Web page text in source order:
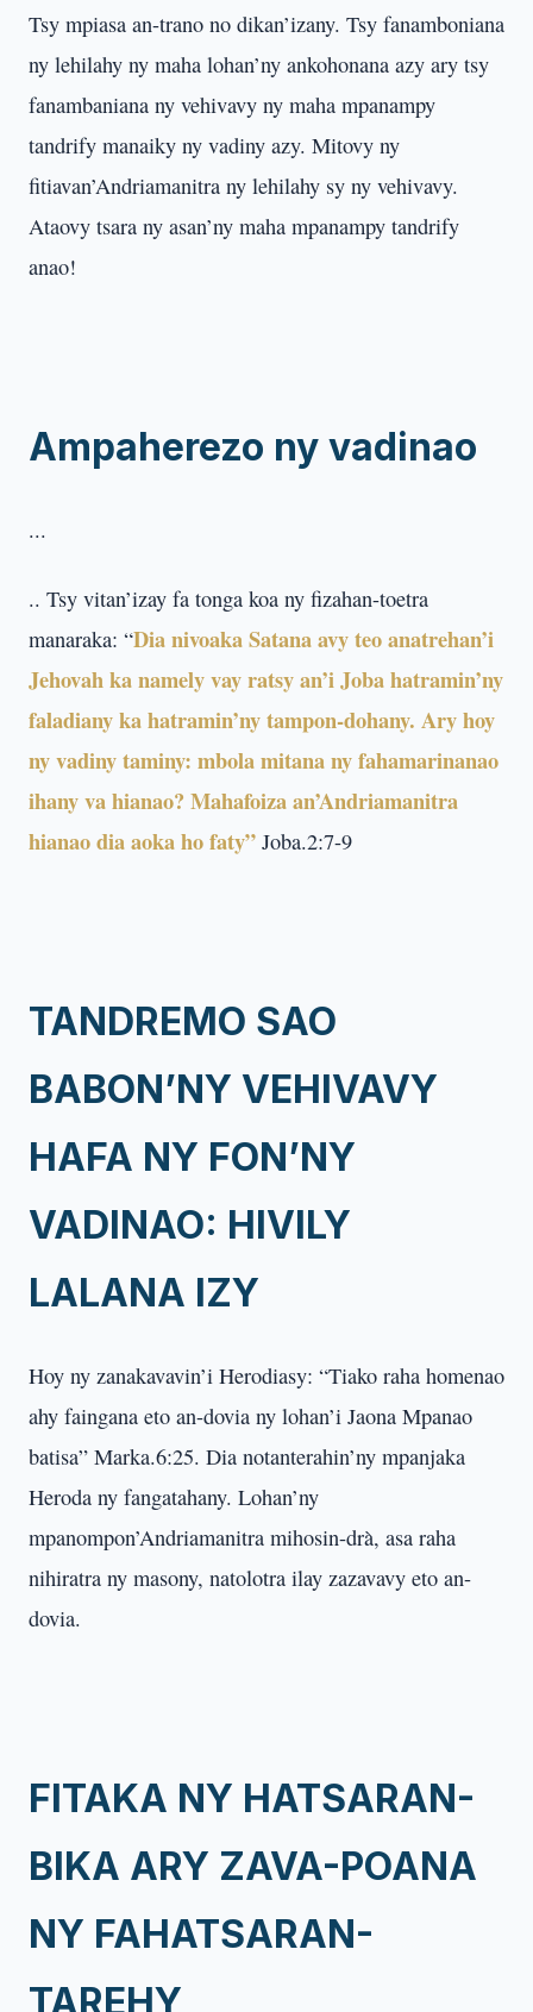
Tsy mpiasa an-trano no dikan’izany. Tsy fanamboniana
ny lehilahy ny maha lohan’ny ankohonana azy ary tsy
fanambaniana ny vehivavy ny maha mpanampy
tandrify manaiky ny vadiny azy. Mitovy ny
fitiavan’Andriamanitra ny lehilahy sy ny vehivavy.
Ataovy tsara ny asan’ny maha mpanampy tandrify
anao!
Ampaherezo ny vadinao
...
.. Tsy vitan’izay fa tonga koa ny fizahan-toetra
manaraka: “Dia nivoaka Satana avy teo anatrehan’i
Jehovah ka namely vay ratsy an’i Joba hatramin’ny
faladiany ka hatramin’ny tampon-dohany. Ary hoy
ny vadiny taminy: mbola mitana ny fahamarinanao
ihany va hianao? Mahafoiza an’Andriamanitra
hianao dia aoka ho faty” Joba.2:7-9
TANDREMO SAO
BABON’NY VEHIVAVY
HAFA NY FON’NY
VADINAO: HIVILY
LALANA IZY
Hoy ny zanakavavin’i Herodiasy: “Tiako raha homenao
ahy faingana eto an-dovia ny lohan’i Jaona Mpanao
batisa” Marka.6:25. Dia notanterahin’ny mpanjaka
Heroda ny fangatahany. Lohan’ny
mpanompon’Andriamanitra mihosin-drà, asa raha
nihiratra ny masony, natolotra ilay zazavavy eto an-
dovia.
FITAKA NY HATSARAN-
BIKA ARY ZAVA-POANA
NY FAHATSARAN-
TAREHY